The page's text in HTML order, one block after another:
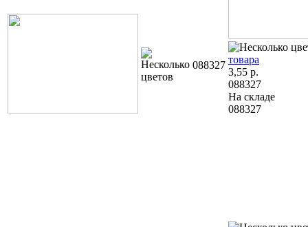
088327
товара
3,55 р.
088327
На складе
088327